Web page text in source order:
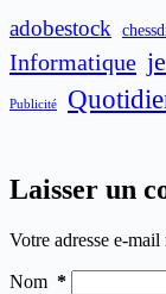
adobestock
Informatique
Publicité
Laisser un
Votre adresse e-mail
Nom *